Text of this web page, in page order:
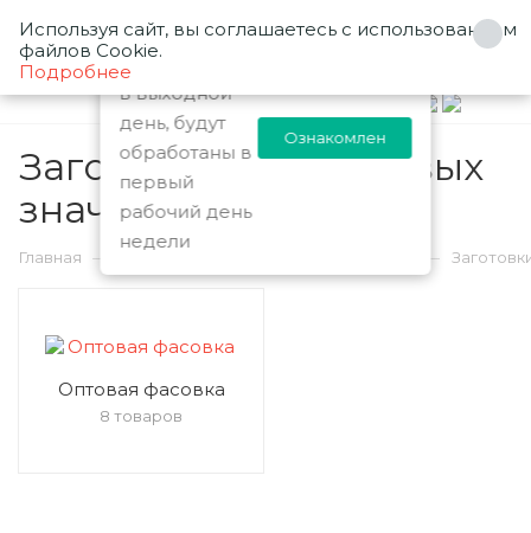
Заготовки пластиковых
значков
8
Главная — —
Оптовая фасовка
8 товаров
Заказы
оформленные
в выходной
день, будут
обработаны в
первый
рабочий день
недели
Ознакомлен
Используя сайт, вы соглашаетесь с использованием
файлов Cookie.
Подробнее